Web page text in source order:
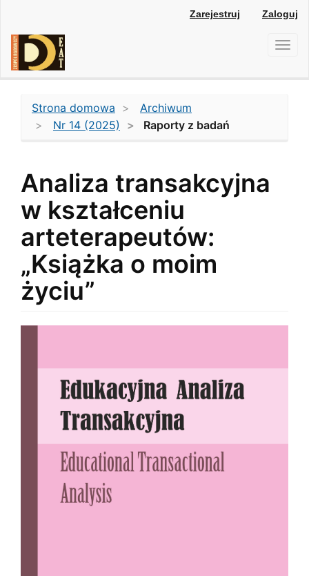
Main
Content
Sidebar
Zarejestruj Zaloguj
Strona domowa
Archiwum
Nr 14 (2025)
Raporty z badań
Analiza transakcyjna
w kształceniu
arteterapeutów:
„Książka o moim
życiu”